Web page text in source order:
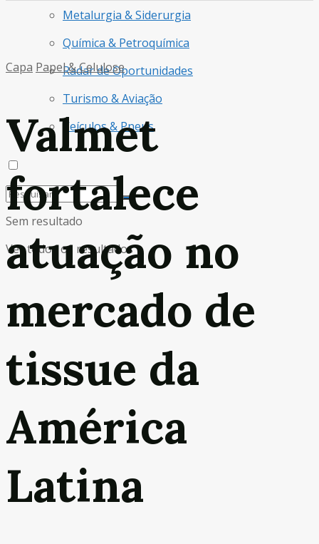
Metalurgia & Siderurgia
Química & Petroquímica
Radar de Oportunidades
Turismo & Aviação
Veículos & Pneus
Sem resultado
Ver todos os resultados
Capa Papel & Celulose
Valmet
fortalece
atuação no
mercado de
tissue da
América
Latina